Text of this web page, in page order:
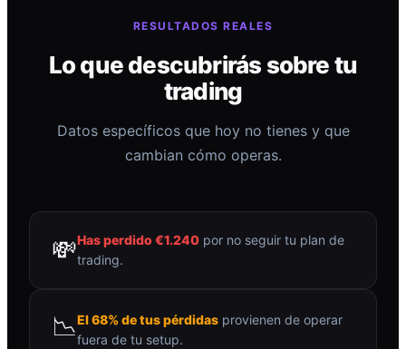
RESULTADOS REALES
Lo que descubrirás sobre tu
trading
Datos específicos que hoy no tienes y que
cambian cómo operas.
💸Has perdido €1.240 por no seguir tu plan de
trading.
📉El 68% de tus pérdidas provienen de operar
fuera de tu setup.